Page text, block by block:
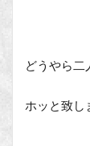
どうやら二
ホッと致し